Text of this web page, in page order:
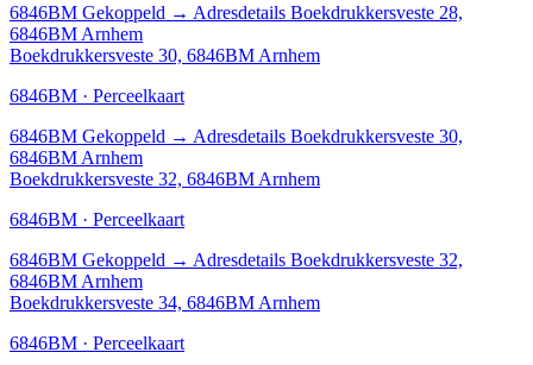
6846BM Gekoppeld → Adresdetails Boekdrukkersveste 28,
6846BM Arnhem
Boekdrukkersveste 30, 6846BM Arnhem
6846BM · Perceelkaart
6846BM Gekoppeld → Adresdetails Boekdrukkersveste 30,
6846BM Arnhem
Boekdrukkersveste 32, 6846BM Arnhem
6846BM · Perceelkaart
6846BM Gekoppeld → Adresdetails Boekdrukkersveste 32,
6846BM Arnhem
Boekdrukkersveste 34, 6846BM Arnhem
6846BM · Perceelkaart